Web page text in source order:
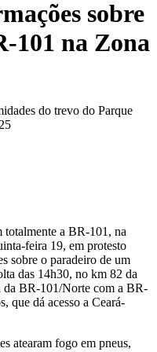
sobre
101 na Zona
do trevo do Parque
totalmente a BR-101, na
feira 19, em protesto
sobre o paradeiro de um
das 14h30, no km 82 da
da BR-101/Norte com a BR-
que dá acesso a Ceará-
atearam fogo em pneus,